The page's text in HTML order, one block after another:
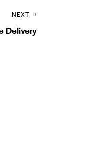
NEXT
Delivery